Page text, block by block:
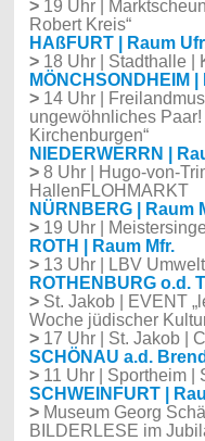
>19 Uhr |
Robert Kreis“
HAßFURT | Raum
>18 Uhr | Stadthalle |
MÖNCHSONDHEIM
>14 Uhr |
ungewöhnliches
Kirchenburgen“
NIEDERWERRN |
>8 Uhr | Hugo-von-
HallenFLOHMARKT
NÜRNBERG | Raum
>19 Uhr |
ROTH | Raum Mfr.
>13 Uhr | LBV
ROTHENBURG o.d.
>St. Jakob | EVENT
Woche jüdischer
>17 Uhr | St. Jakob |
SCHÖNAU a.d.
>11 Uhr | Sportheim |
SCHWEINFURT |
> Museum Georg
BILDERLESE im